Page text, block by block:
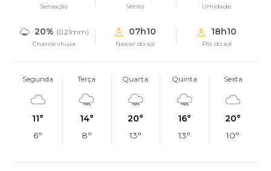
Sensação Vento Umidade
20% (0.21mm)
Chance chuva
07h10
Nascer do sol
18h10
Pôr do sol
Segunda
11°
6°
Terça
14°
8°
Quarta
20°
13°
Quinta
16°
13°
Sexta
20°
10°